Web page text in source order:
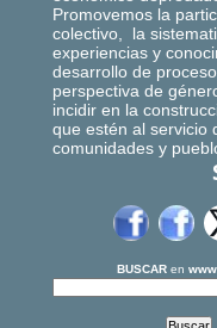
Promovemos la
colectivo, la
experiencias y
desarrollo de
perspectiva de
incidir en la
que estén al servicio
comunidades y
BUSCAR en